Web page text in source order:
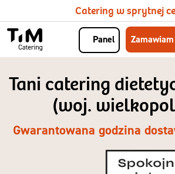
Catering w sprytnej
Panel Zamawiam
Tani catering
(woj.
Gwarantowana godzina